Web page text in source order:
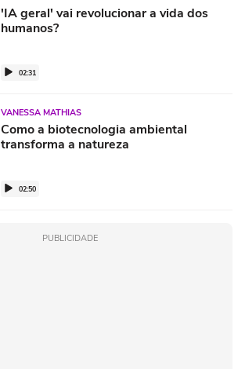
'IA geral' vai revolucionar a vida dos
humanos?
02:31
VANESSA MATHIAS
Como a biotecnologia ambiental
transforma a natureza
02:50
PUBLICIDADE